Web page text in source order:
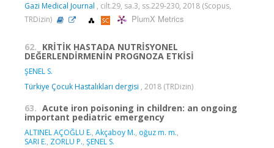
Gazi Medical Journal , cilt.29, sa.3, ss.229-230, 2018 (Scopus,
TRDizin)
PlumX Metrics
62. KRİTİK HASTADA NUTRİSYONEL
DEĞERLENDİRMENİN PROGNOZA ETKİSİ
ŞENEL S.
Türkiye Çocuk Hastalıkları dergisi , 2018 (TRDizin)
63. Acute iron poisoning in children: an ongoing
important pediatric emergency
ALTINEL AÇOĞLU E., Akçaboy M., oğuz m. m.,
SARI E., ZORLU P., ŞENEL S.